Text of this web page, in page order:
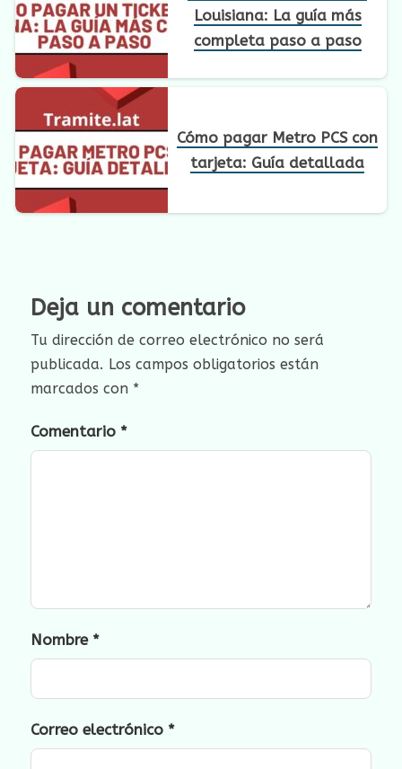
Louisiana: La guía más
completa paso a paso
Cómo pagar Metro PCS con
tarjeta: Guía detallada
Deja un comentario
Tu dirección de correo electrónico no será
publicada. Los campos obligatorios están
marcados con *
Comentario *
Nombre *
Correo electrónico *